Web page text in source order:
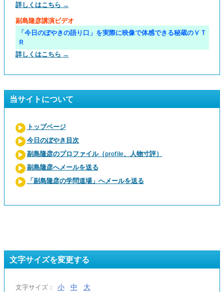
詳しくはこちら →
副島隆彦講演ビデオ
「今日のぼやきの語り口」を実際に映像で体感できる秘蔵のＶＴ
Ｒ
詳しくはこちら →
当サイトについて
トップページ
今日のぼやき目次
副島隆彦のプロファイル（profile、人物寸評）
副島隆彦へメールを送る
「副島隆彦の学問道場」へメールを送る
文字サイズを変更する
文字サイズ： 小 中 大